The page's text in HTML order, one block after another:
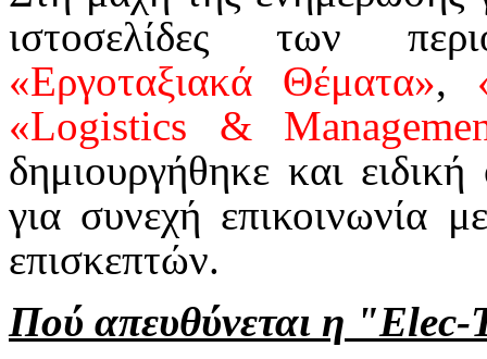
ιστοσελίδες των
«Εργοταξιακά Θέματα»,
«Logistics &
δημιουργήθηκε και
για συνεχή επικοινωνία
επισκεπτών.
Πού απευθύνεται η "Elec-